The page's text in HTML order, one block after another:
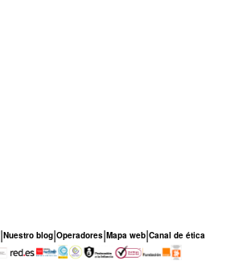
|Nuestro blog|Operadores|Mapa web|Canal de ética